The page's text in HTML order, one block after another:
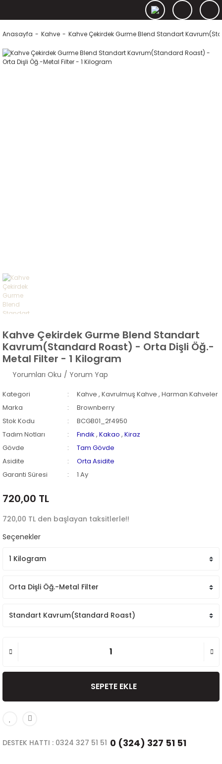
Anasayfa Kahve Kahve Çekirdek Gurme Blend Standart
Kahve Çekirdek Gurme Blend Standart
Kavrum(Standard Roast) - Orta Dişli Öğ.-
Metal Filter - 1 Kilogram
Yorumları Oku / Yorum Yap
Kategori Kahve ,Kavrulmuş Kahve ,Harman Kahveler
Marka
Brownberry
Stok Kodu
BCGB01_2f4950
Tadım Notları
Fındık,Kakao,Kiraz
Gövde
Tam Gövde
Asidite
Orta Asidite
Garanti Süresi
1 Ay
720,00 TL
720,00 TL den başlayan taksitlerle!!
Seçenekler
SEPETE EKLE
DESTEK HATTI : 0324 327 51 51 0 (324) 327 51 51